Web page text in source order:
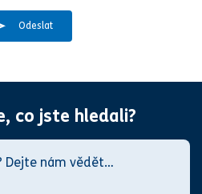
Odeslat
co jste hledali?